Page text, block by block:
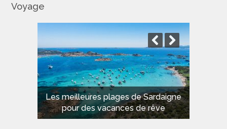
Voyage
Les meilleures plages de Sardaigne
pour des vacances de rêve